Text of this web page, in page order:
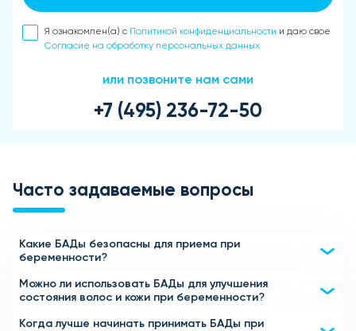
Я ознакомлен(а) с Политикой конфиденциальности и даю свое
Согласие на обработку персональных данных
или позвоните нам сами
+7 (495) 236-72-50
Часто задаваемые вопросы
Какие БАДы безопасны для приема при
беременности?
Для беременных женщин важно выбирать БАДы,
содержащие безопасные и натуральные компоненты,
такие как фолиевая кислота, йод, витамины группы B,
Можно ли использовать БАДы для улучшения
состояния волос и кожи при беременности?
Да, многие БАДы, содержащие витамины A, E, C, а также
Когда лучше начинать принимать БАДы при